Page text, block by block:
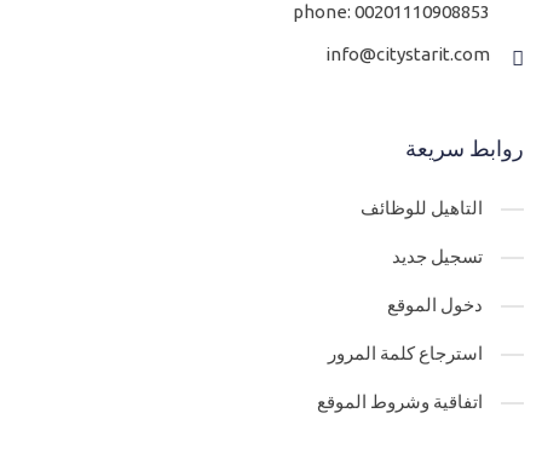
phone: 00201110908853
info@citystarit.com
روابط سريعة
التاهيل للوظائف
تسجيل جديد
دخول الموقع
استرجاع كلمة المرور
اتفاقية وشروط الموقع